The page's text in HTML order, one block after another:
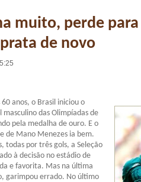
muito, perde
de novo
anos, o Brasil iniciou o
das Olimpíadas de
pela medalha de ouro. E o
de Mano Menezes ia bem.
todas por três gols, a Seleção
à decisão no estádio de
e favorita. Mas na última
garimpou errado. No último